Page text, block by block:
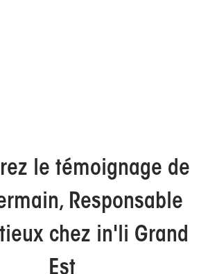
le témoignage de
Responsable
chez in'li Grand
Est